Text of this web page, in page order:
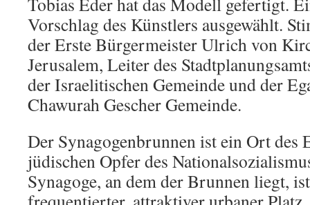
Vorschlag des Künstlers ausgewählt.
der Erste Bürgermeister Ulrich von
Jerusalem, Leiter des
der Israelitischen Gemeinde und der
Chawurah Gescher Gemeinde.
Der Synagogenbrunnen ist ein Ort des
jüdischen Opfer des
Synagoge, an dem der Brunnen liegt,